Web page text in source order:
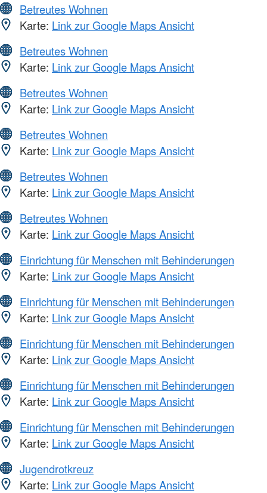
Betreutes Wohnen
Karte: Link zur Google Maps Ansicht
Betreutes Wohnen
Karte: Link zur Google Maps Ansicht
Betreutes Wohnen
Karte: Link zur Google Maps Ansicht
Betreutes Wohnen
Karte: Link zur Google Maps Ansicht
Betreutes Wohnen
Karte: Link zur Google Maps Ansicht
Betreutes Wohnen
Karte: Link zur Google Maps Ansicht
Einrichtung für Menschen mit Behinderungen
Karte: Link zur Google Maps Ansicht
Einrichtung für Menschen mit Behinderungen
Karte: Link zur Google Maps Ansicht
Einrichtung für Menschen mit Behinderungen
Karte: Link zur Google Maps Ansicht
Einrichtung für Menschen mit Behinderungen
Karte: Link zur Google Maps Ansicht
Einrichtung für Menschen mit Behinderungen
Karte: Link zur Google Maps Ansicht
Jugendrotkreuz
Karte: Link zur Google Maps Ansicht